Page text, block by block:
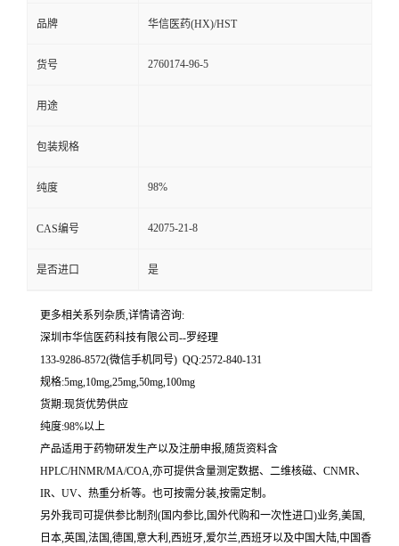
品牌 华信医药(HX)/HST
货号 2760174-96-5
用途
包装规格
纯度 98%
CAS编号 42075-21-8
是否进口 是
更多相关系列杂质,详情请咨询:
深圳市华信医药科技有限公司--罗经理
133-9286-8572(微信手机同号) QQ:2572-840-131
规格:5mg,10mg,25mg,50mg,100mg
货期:现货优势供应
纯度:98%以上
产品适用于药物研发生产以及注册申报,随货资料含
HPLC/HNMR/MA/COA,亦可提供含量测定数据、二维核磁、CNMR、
IR、UV、热重分析等。也可按需分装,按需定制。
另外我司可提供参比制剂(国内参比,国外代购和一次性进口)业务,美国,
日本,英国,法国,德国,意大利,西班牙,爱尔兰,西班牙以及中国大陆,中国香